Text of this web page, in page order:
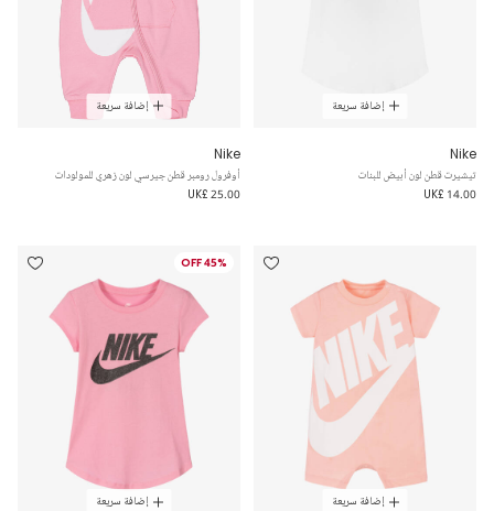
إضافة سريعة
Nike
تيشيرت قطن لون أبيض للبنات
UK£ 14.00
إضافة سريعة
Nike
أوفرول رومبر قطن جيرسي لون زهري للمولودات
UK£ 25.00
إضافة سريعة
45% OFF
إضافة سريعة